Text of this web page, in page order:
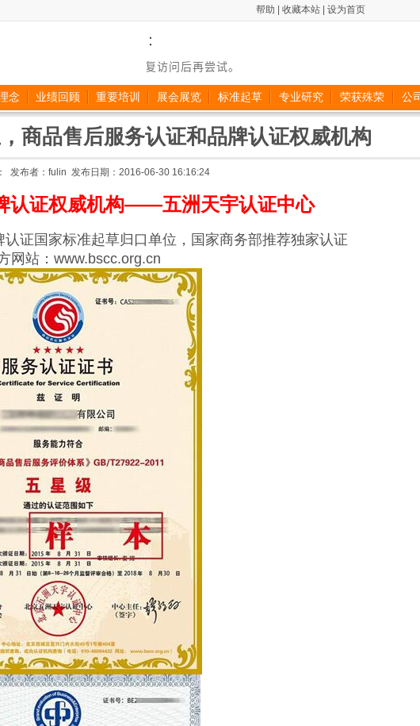
帮助 | 收藏本站 设为首页
念 业绩回顾 重要培训 展会展览 标准起草 专业研究 荣获殊荣 公
商品售后服务认证和品牌认证权威机构
发布者：fulin 发布日期：2016-06-30 16:16:24
认证权威机构——五洲天宇认证中心
证国家标准起草归口单位，国家商务部推荐独家认证
站： www.bscc.org.cn